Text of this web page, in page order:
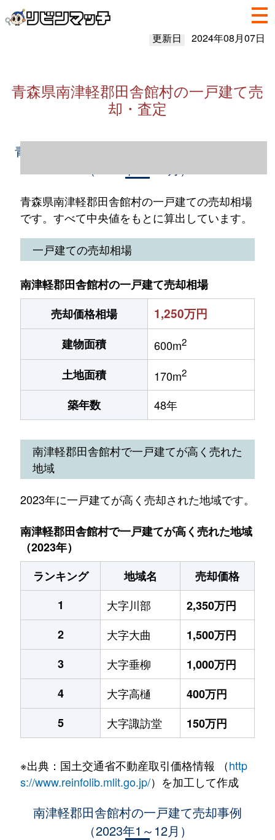
更新日 2024年08月07日
青森県南津軽郡田舎館村の一戸建て売
却・査定
青森県南津軽郡田舎館村の一戸建て売却情報
青森県南津軽郡田舎館村の一戸建ての売却相場
です。すべて中央値をもとに算出しています。
一戸建ての売却相場
南津軽郡田舎館村の一戸建て売却相場
売却価格相場
1,250万円
建物面積 600m2
土地面積 170m2
築年数 48年
南津軽郡田舎館村で一戸建てが高く売れた
地域
2023年に一戸建てが高く売却された地域です。
南津軽郡田舎館村で一戸建てが高く売れた地域
（2023年）
ランキング
地域名
売却価格
1
大字川部
2,350万円
2
大字大曲
1,500万円
3
大字垂柳
1,000万円
4
大字高樋
400万円
5
大字諏訪堂 150万円
※出典：国土交通省不動産取引価格情報 （http
s://www.reinfolib.mlit.go.jp/）を加工して作成
南津軽郡田舎館村の一戸建て売却事例
（2023年1～12月）